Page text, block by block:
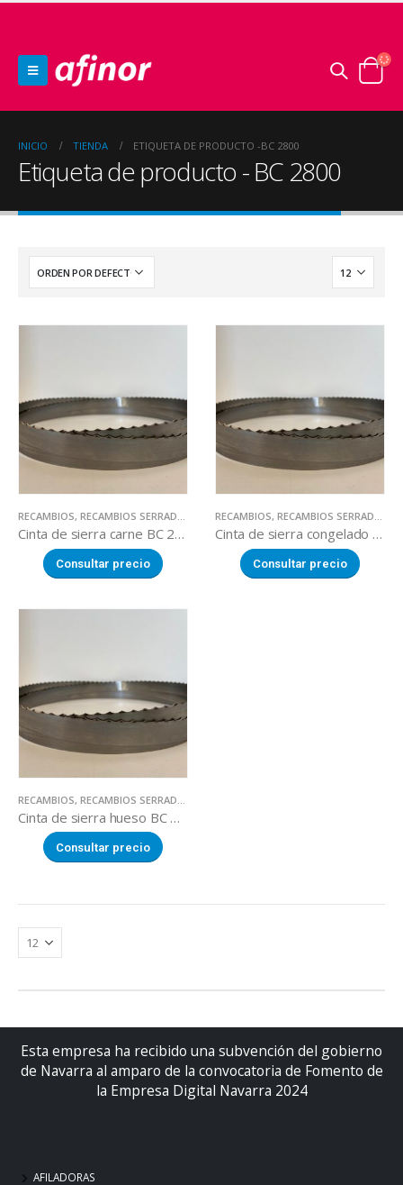
INICIO TIENDA ETIQUETA DE PRODUCTO -BC 2800
Etiqueta de producto - BC 2800
RECAMBIOS, RECAMBIOS SERRADORAS
Cinta de sierra carne BC 2800
Consultar precio
RECAMBIOS, RECAMBIOS SERRADORAS
Cinta de sierra congelado BC 2800
Consultar precio
RECAMBIOS, RECAMBIOS SERRADORAS
Cinta de sierra hueso BC 2800
Consultar precio
Esta empresa ha recibido una subvención del gobierno
de Navarra al amparo de la convocatoria de Fomento de
la Empresa Digital Navarra 2024
AFILADORAS